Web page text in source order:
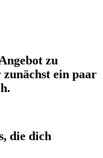
zu
ein paar
die dich